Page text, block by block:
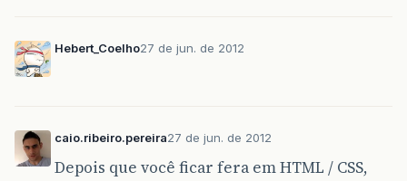
Hebert_Coelho27 de jun. de 2012
caio.ribeiro.pereira27 de jun. de 2012
Depois que você ficar fera em HTML / CSS,